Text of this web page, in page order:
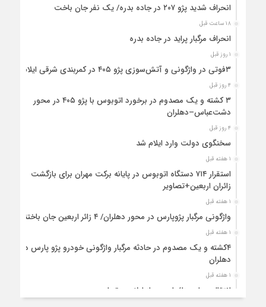
انحراف شدید پژو ۲۰۷ در جاده بدره/ یک نفر جان باخت
۱۸ ساعت قبل
انحراف مرگبار پراید در جاده بدره
۱ روز قبل
۳فوتی در واژگونی و آتش‌سوزی پژو ۴۰۵ در کمربندی شرقی ایلام
۴ روز قبل
۳ کشته و یک مصدوم در برخورد اتوبوس با پژو ۴۰۵ در محور
دشت‌عباس–دهلران
۴ روز قبل
سخنگوی دولت وارد ایلام شد
۱ هفته قبل
استقرار ۷۱۴ دستگاه اتوبوس در پایانه برکت مهران برای بازگشت
زائران اربعین+تصاویر
۱ هفته قبل
واژگونی مرگبار پژوپارس در محور دهلران/ ۴ زائر اربعین جان باختند
۱ هفته قبل
۴کشته و یک مصدوم در حادثه مرگبار واژگونی خودرو پژو پارس در
دهلران
۱ هفته قبل
انتقال هوایی زائر اربعین از ایلام به تهران